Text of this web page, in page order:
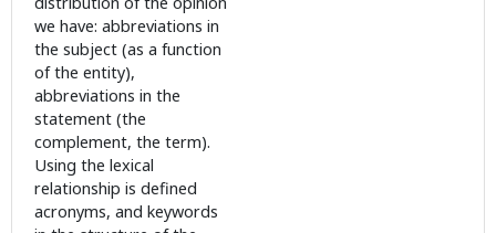
we have: abbreviations in
the subject (as a function
of the entity),
abbreviations in the
statement (the
complement, the term).
Using the lexical
relationship is defined
acronyms, and keywords